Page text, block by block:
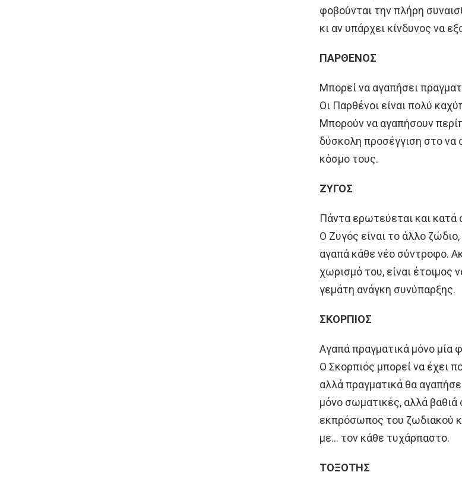
φοβούνται την πλήρη
κι αν υπάρχει κίνδυνος να
ΠΑΡΘΕΝΟΣ
Μπορεί να αγαπήσει
Οι Παρθένοι είναι πολύ
Μπορούν να αγαπήσουν
δύσκολη προσέγγιση στο να
κόσμο τους.
ΖΥΓΟΣ
Πάντα ερωτεύεται και κατά
Ο Ζυγός είναι το άλλο
αγαπά κάθε νέο σύντροφο.
χωρισμό του, είναι έτοιμος
γεμάτη ανάγκη συνύπαρξης.
ΣΚΟΡΠΙΟΣ
Αγαπά πραγματικά μόνο μία
Ο Σκορπιός μπορεί να έχει
αλλά πραγματικά θα
μόνο σωματικές, αλλά βαθιά
εκπρόσωπος του ζωδιακού
με… τον κάθε τυχάρπαστο.
ΤΟΞΟΤΗΣ